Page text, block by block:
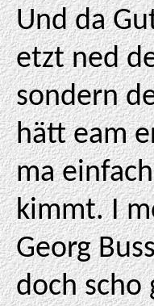
Und da
etzt ned
sondern
hätt eam
ma
kimmt. I
Georg
doch scho